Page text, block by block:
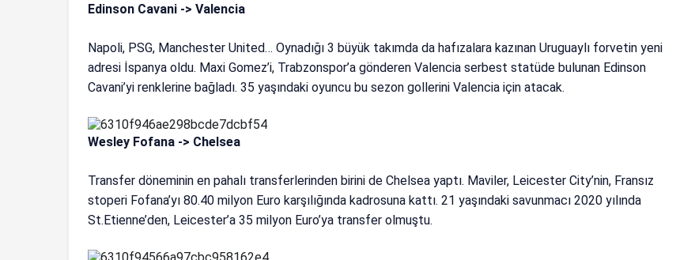
Edinson Cavani -> Valencia
Napoli, PSG, Manchester United… Oynadığı 3 büyük takımda da hafızalara kazınan Uruguaylı forvetin yeni
adresi İspanya oldu. Maxi Gomez’i, Trabzonspor’a gönderen Valencia serbest statüde bulunan Edinson
Cavani’yi renklerine bağladı. 35 yaşındaki oyuncu bu sezon gollerini Valencia için atacak.
Wesley Fofana -> Chelsea
Transfer döneminin en pahalı transferlerinden birini de Chelsea yaptı. Maviler, Leicester City’nin, Fransız
stoperi Fofana’yı 80.40 milyon Euro karşılığında kadrosuna kattı. 21 yaşındaki savunmacı 2020 yılında
St.Etienne’den, Leicester’a 35 milyon Euro’ya transfer olmuştu.